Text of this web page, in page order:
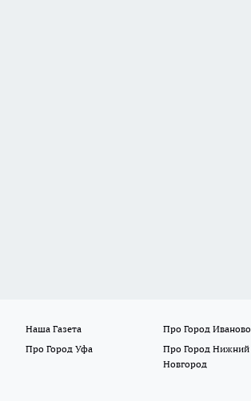
Наша Газета
Про Город Иваново
Про Город Уфа
Про Город Нижний
Новгород